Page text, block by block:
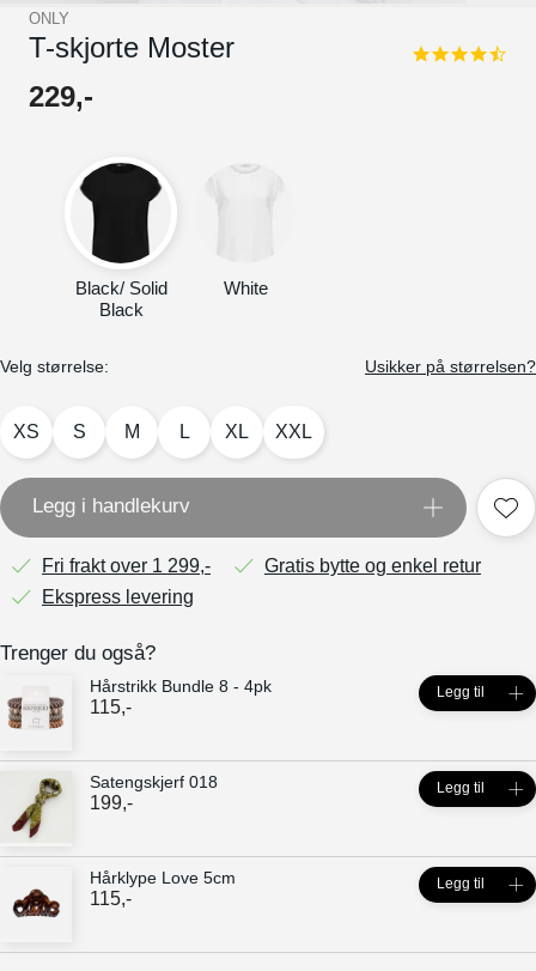
ONLY
T-skjorte Moster
4.4
229,-
Black/ Solid
Black
White
Velg størrelse: Usikker på størrelsen?
XS S M L XL XXL
Legg i handlekurv
Fri frakt over 1 299,-
Gratis bytte og enkel retur
Ekspress levering
Trenger du også?
Hårstrikk Bundle 8 - 4pk
115,-
Legg til
Satengskjerf 018
199,-
Legg til
Hårklype Love 5cm
115,-
Legg til